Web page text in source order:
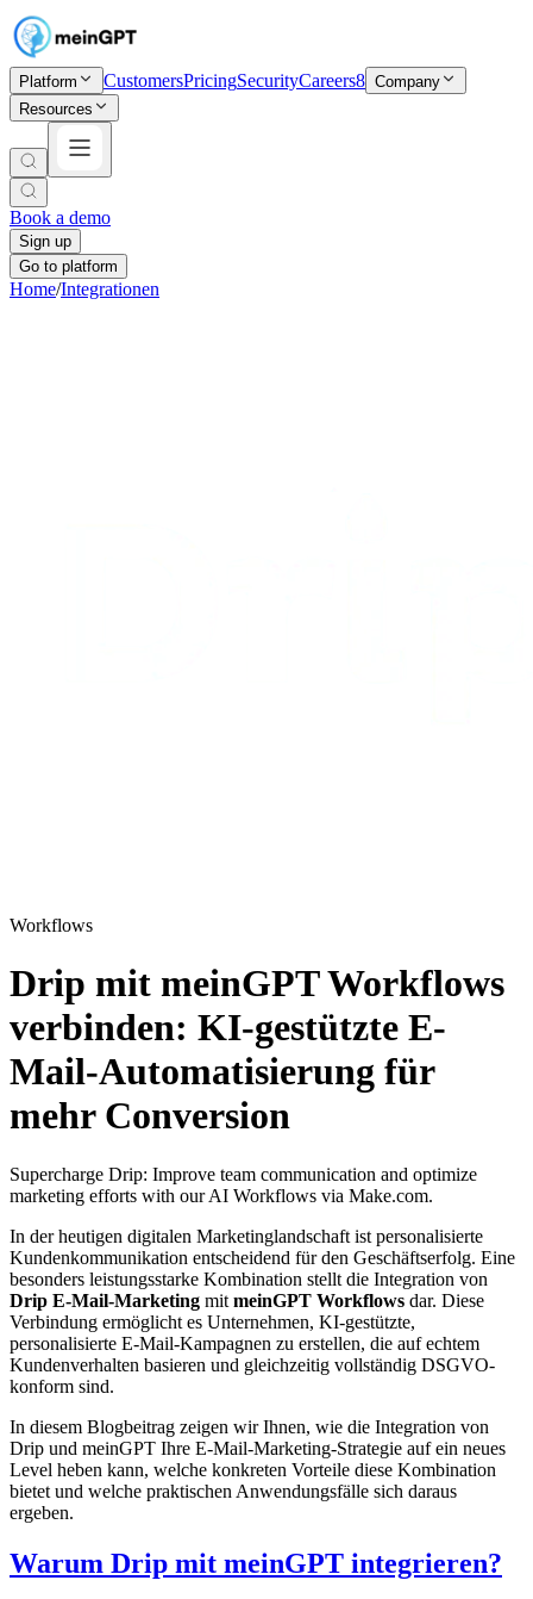
Platform CustomersPricingSecurityCareers8 Company
Resources
Book a demo
Sign up
Go to platform
Home/Integrationen
Workflows
Drip mit meinGPT Workflows
verbinden: KI-gestützte E-
Mail-Automatisierung für
mehr Conversion
Supercharge Drip: Improve team communication and optimize
marketing efforts with our AI Workflows via Make.com.
In der heutigen digitalen Marketinglandschaft ist personalisierte
Kundenkommunikation entscheidend für den Geschäftserfolg. Eine
besonders leistungsstarke Kombination stellt die Integration von
Drip E-Mail-Marketing mit meinGPT Workflows dar. Diese
Verbindung ermöglicht es Unternehmen, KI-gestützte,
personalisierte E-Mail-Kampagnen zu erstellen, die auf echtem
Kundenverhalten basieren und gleichzeitig vollständig DSGVO-
konform sind.
In diesem Blogbeitrag zeigen wir Ihnen, wie die Integration von
Drip und meinGPT Ihre E-Mail-Marketing-Strategie auf ein neues
Level heben kann, welche konkreten Vorteile diese Kombination
bietet und welche praktischen Anwendungsfälle sich daraus
ergeben.
Warum Drip mit meinGPT integrieren?